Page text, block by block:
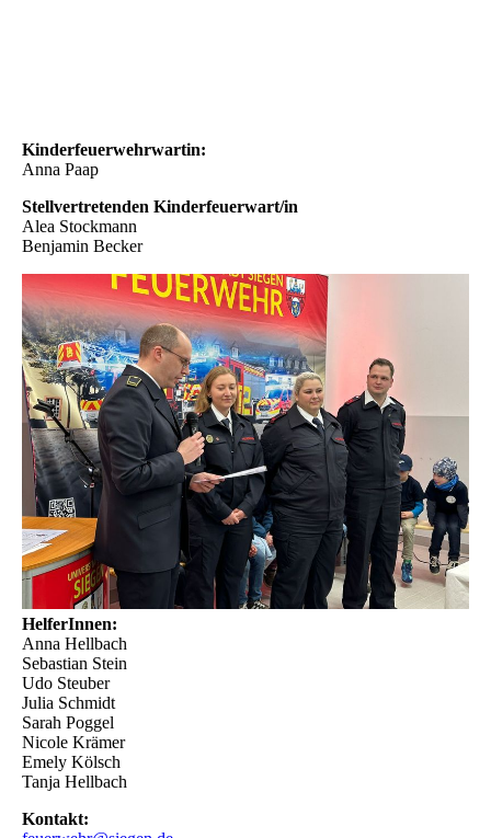
Kinderfeuerwehrwartin:
Anna Paap
Stellvertretenden Kinderfeuerwart/in
Alea Stockmann
Benjamin Becker
HelferInnen:
Anna Hellbach
Sebastian Stein
Udo Steuber
Julia Schmidt
Sarah Poggel
Nicole Krämer
Emely Kölsch
Tanja Hellbach
Kontakt: